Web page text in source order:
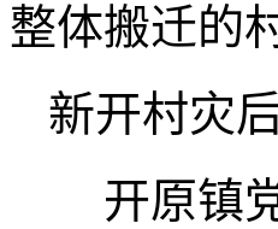
整体搬迁的
新开村灾
开原镇党